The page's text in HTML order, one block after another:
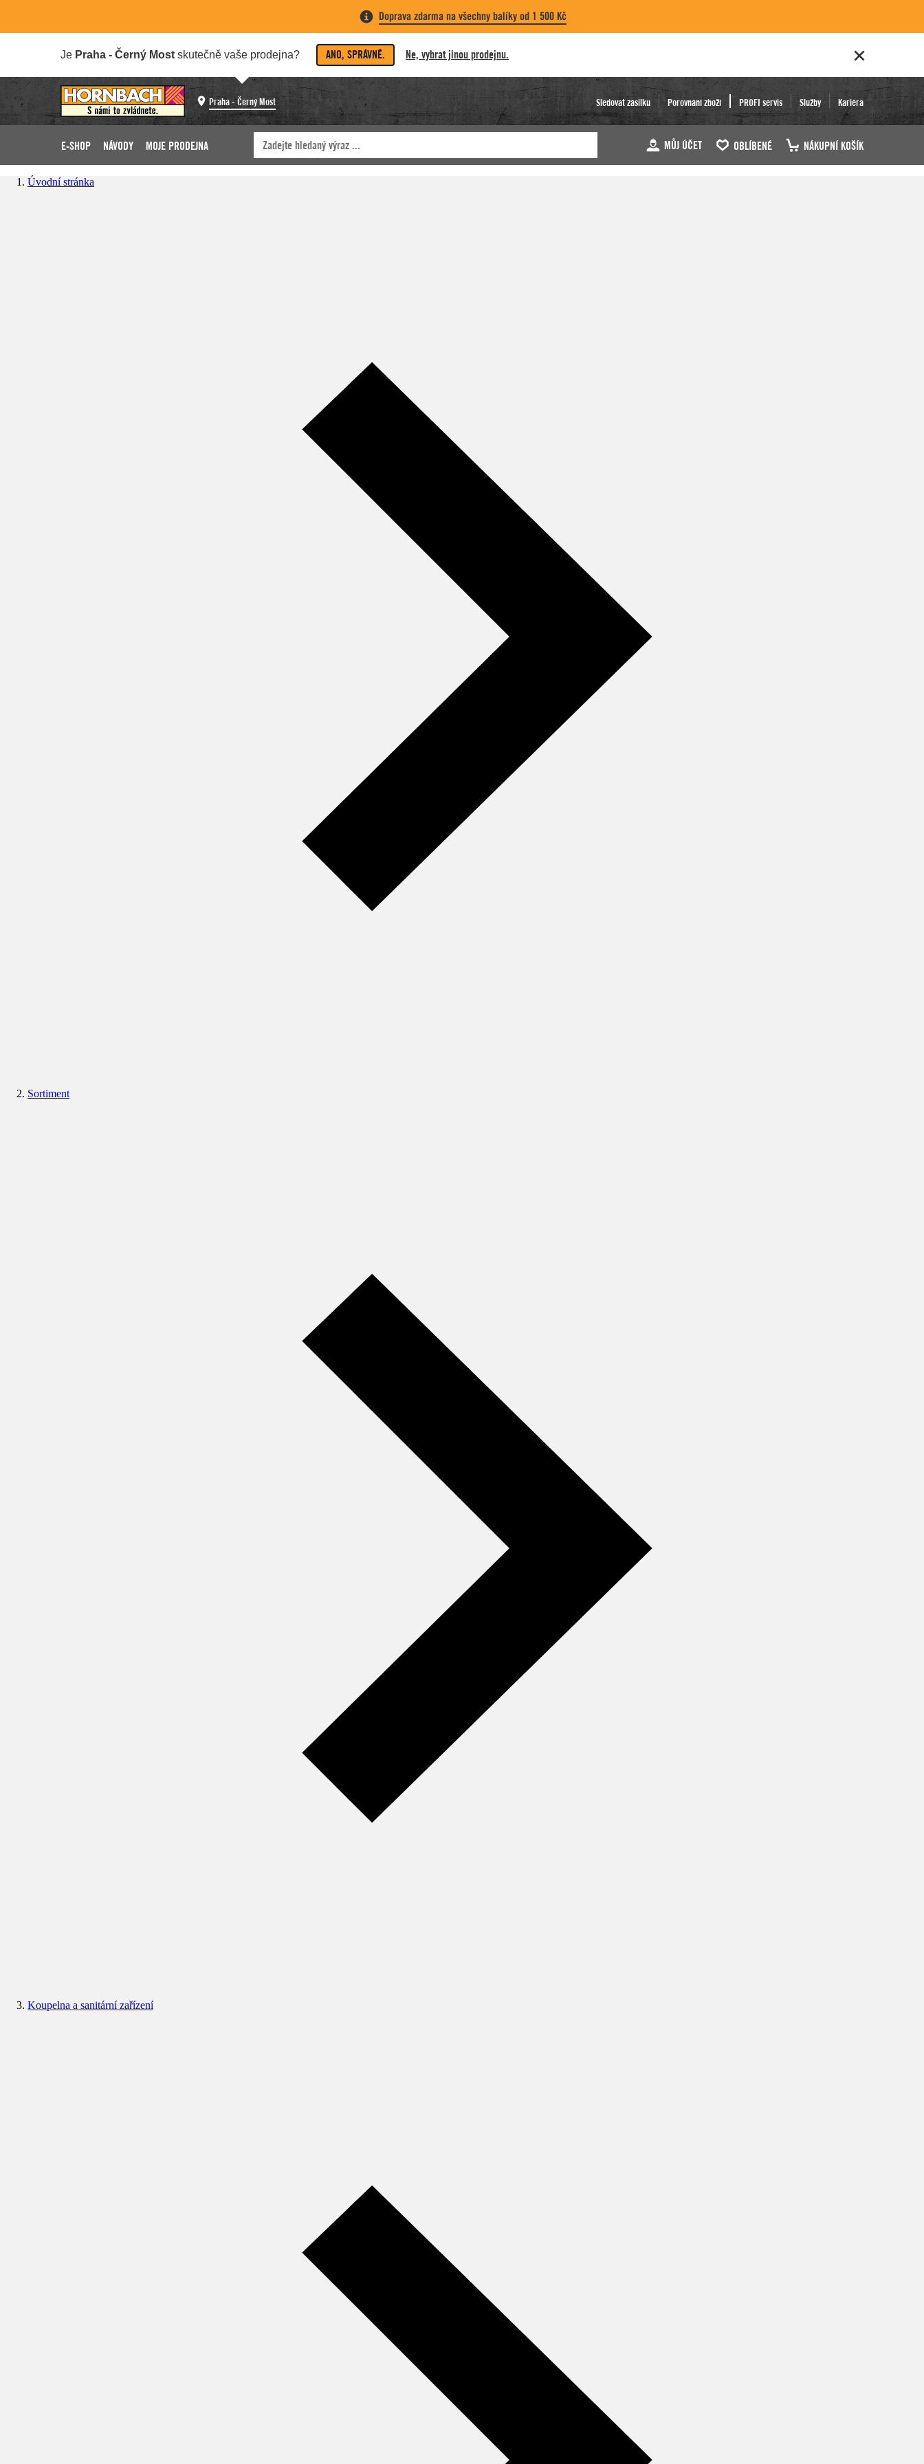
Doprava zdarma na všechny balíky od 1 500 Kč
Je Praha - Černý Most skutečně vaše prodejna? ANO, SPRÁVNĚ. Ne, vybrat jinou prodejnu.
Praha - Černý Most Sledovat zásilku Porovnání zboží PROFI servis Služby Kariéra
E-SHOP NÁVODY MOJE PRODEJNA MŮJ ÚČET OBLÍBENÉ NÁKUPNÍ KOŠÍK
Úvodní stránka
Sortiment
Koupelna a sanitární zařízení